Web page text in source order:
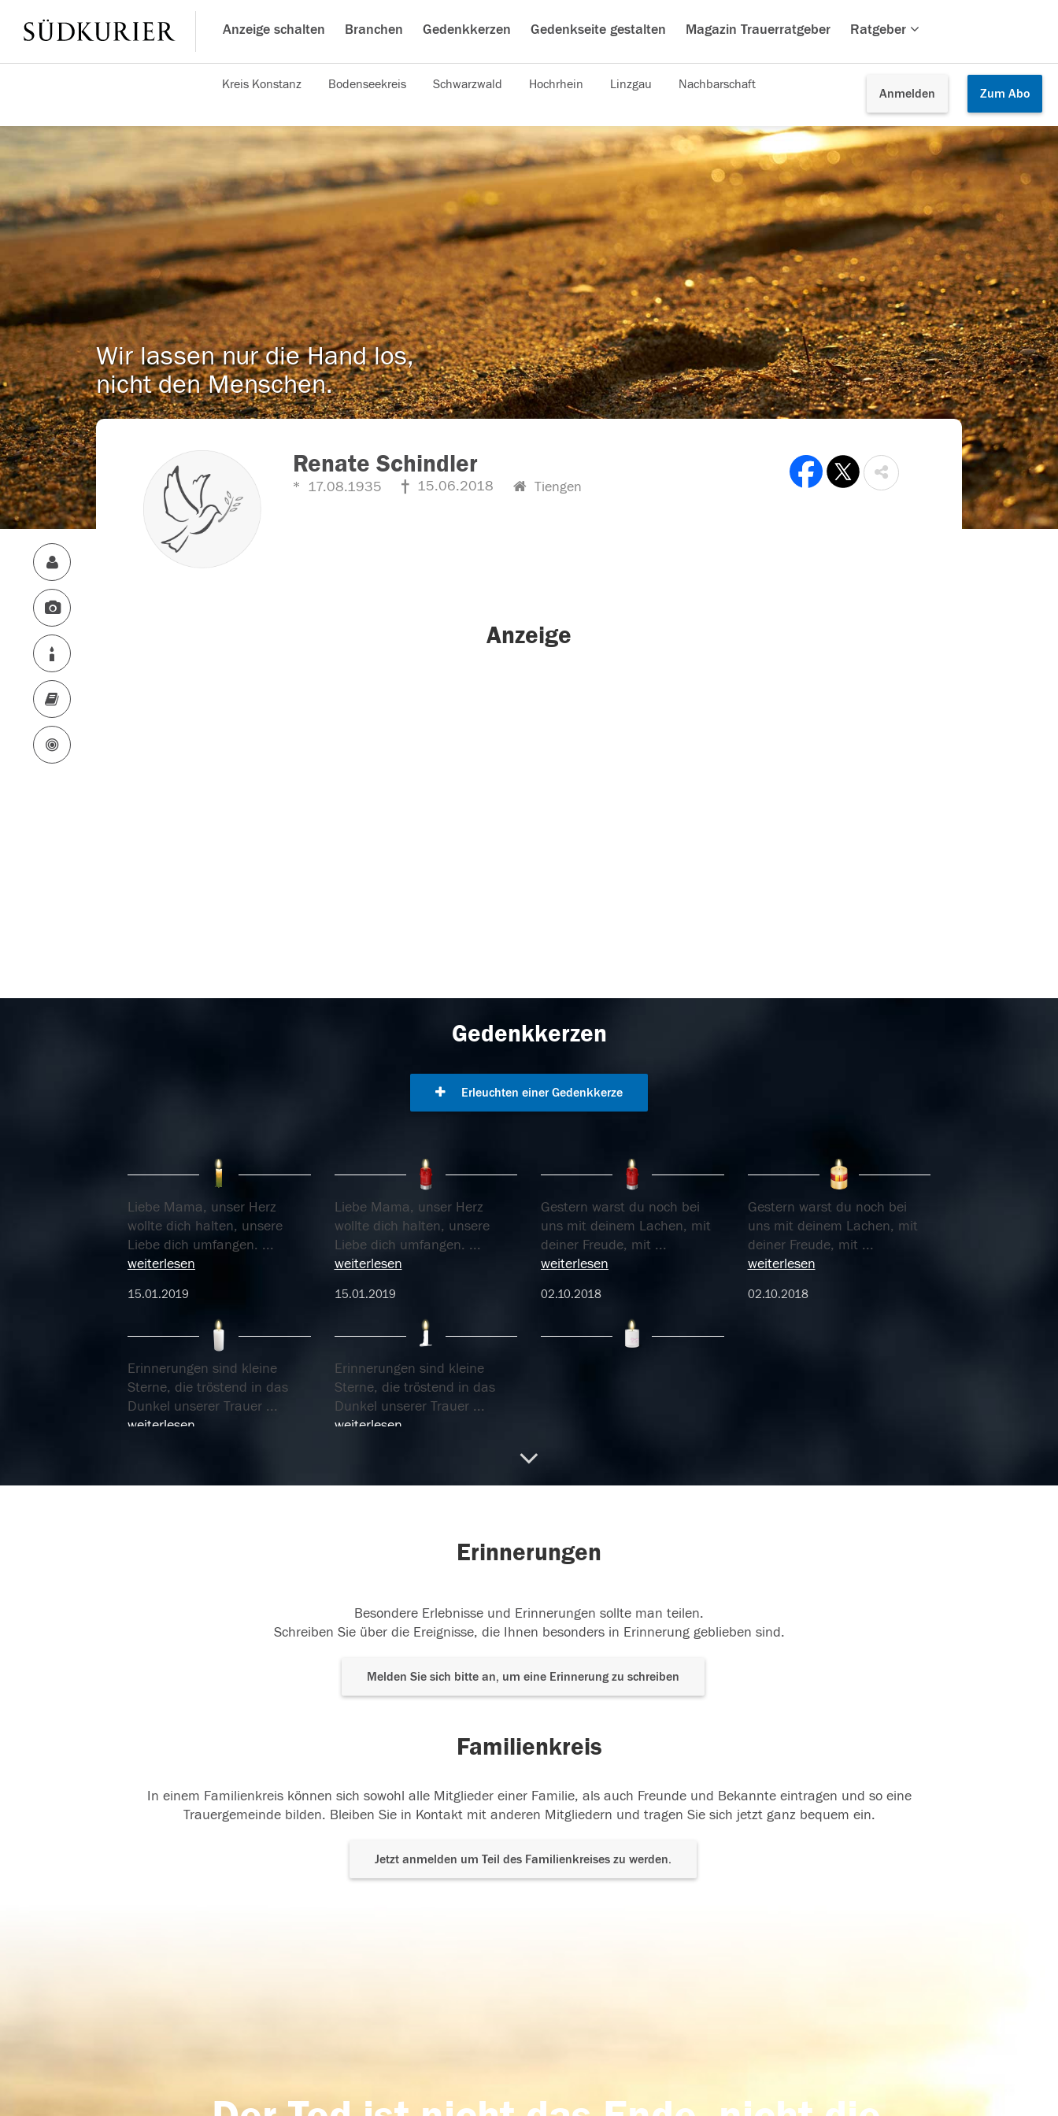
Anzeige schalten Branchen Gedenkkerzen Gedenkseite gestalten Magazin Trauerratgeber Ratgeber
Anmelden Zum Abo
Kreis Konstanz Bodenseekreis Schwarzwald Hochrhein Linzgau Nachbarschaft
Wir lassen nur die Hand los,
nicht den Menschen.
Renate Schindler
17.08.1935 15.06.2018 Tiengen
Anzeige
Gedenkkerzen
Erleuchten einer Gedenkkerze
Liebe Mama, unser Herz
wollte dich halten, unsere
Liebe dich umfangen. ...
weiterlesen
15.01.2019
Liebe Mama, unser Herz
wollte dich halten, unsere
Liebe dich umfangen. ...
weiterlesen
15.01.2019
Gestern warst du noch bei
uns mit deinem Lachen, mit
deiner Freude, mit ...
weiterlesen
02.10.2018
Gestern warst du noch bei
uns mit deinem Lachen, mit
deiner Freude, mit ...
weiterlesen
02.10.2018
Erinnerungen sind kleine
Sterne, die tröstend in das
Dunkel unserer Trauer ...
weiterlesen
Erinnerungen sind kleine
Sterne, die tröstend in das
Dunkel unserer Trauer ...
weiterlesen
Erinnerungen
Besondere Erlebnisse und Erinnerungen sollte man teilen.
Schreiben Sie über die Ereignisse, die Ihnen besonders in Erinnerung geblieben sind.
Melden Sie sich bitte an, um eine Erinnerung zu schreiben
Familienkreis
In einem Familienkreis können sich sowohl alle Mitglieder einer Familie, als auch Freunde und Bekannte eintragen und so eine
Trauergemeinde bilden. Bleiben Sie in Kontakt mit anderen Mitgliedern und tragen Sie sich jetzt ganz bequem ein.
Jetzt anmelden um Teil des Familienkreises zu werden.